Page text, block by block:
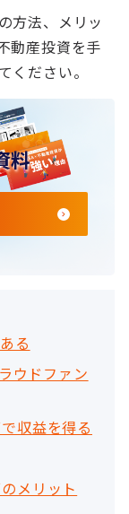
方法、メリッ
動産投資を手
ください。
料
る
ウドファン
収益を得る
メリット